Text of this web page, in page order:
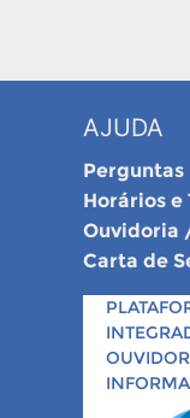
AJUDA
Perguntas
Horários e
Ouvidoria
Carta de